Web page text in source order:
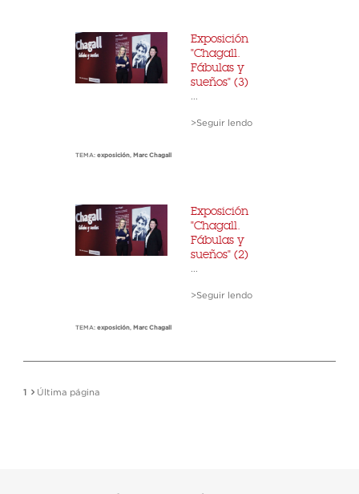
Exposición
"Chagall.
Fábulas y
sueños" (3)
>Seguir lendo
TEMA: exposición, Marc Chagall
Exposición
"Chagall.
Fábulas y
sueños" (2)
>Seguir lendo
TEMA: exposición, Marc Chagall
1 Última página